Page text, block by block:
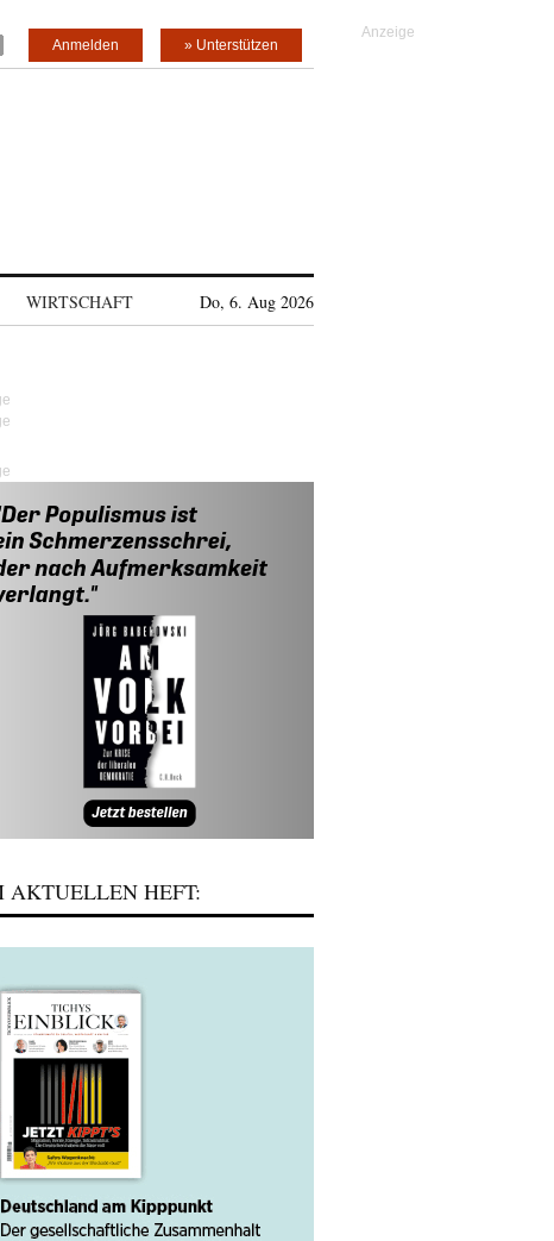
» Unterstützen
Anmelden
WIRTSCHAFT Do, 6. Aug 2026
AKTUELLEN HEFT: